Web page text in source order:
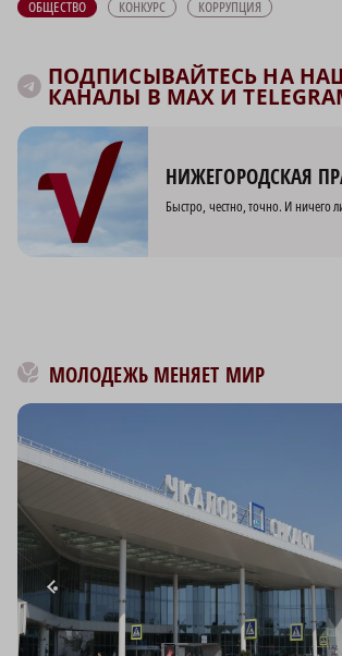
ОБЩЕСТВО КОНКУРС КОРРУПЦИЯ
ПОДПИСЫВАЙТЕСЬ НА
КАНАЛЫ В MAX И
НИЖЕГОРОДСКАЯ
Быстро, честно, точно. И ничего
МОЛОДЕЖЬ МЕНЯЕТ МИР